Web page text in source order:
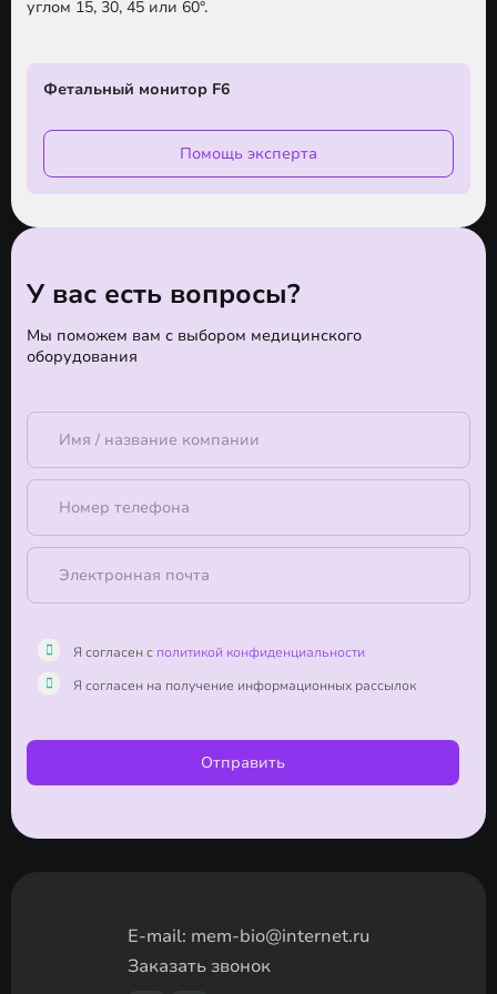
углом 15, 30, 45 или 60°.
Фетальный монитор F6
Помощь эксперта
У вас есть вопросы?
Мы поможем вам с выбором медицинского
оборудования
Отправить
Я согласен с политикой конфиденциальности
Я согласен на получение информационных рассылок
E-mail: mem-bio@internet.ru
Заказать звонок